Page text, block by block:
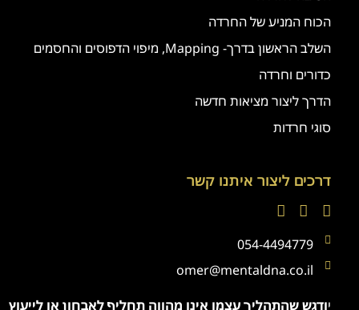
הכוח המניע של החרדה
השלב הראשון בדרך- Mapping, מיפוי הדפוסים והחסמים
כדורים וחרדה
הדרך ליצור מציאות חדשה
סוגי חרדות
דרכים ליצור איתנו קשר
054-4494779
omer@mentaldna.co.il
יודגש שהתהליך עצמו אינו מהווה תחליף לאבחון או לייעוץ